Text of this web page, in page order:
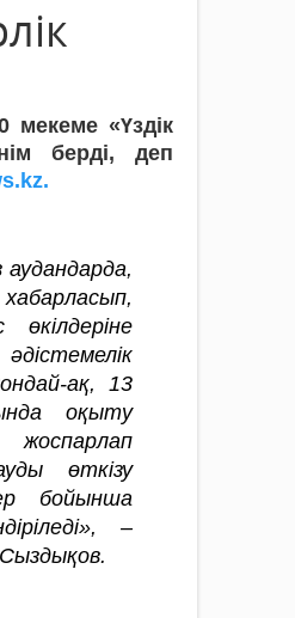
«Үздік
берді, деп
аудандарда,
ақ, 13
оқыту
өткізу
бойынша
–